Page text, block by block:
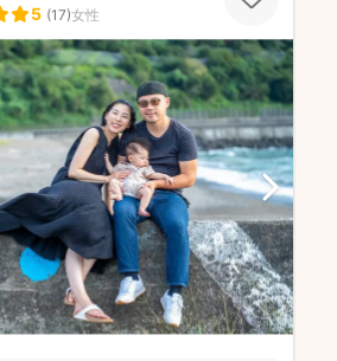
5 (17)女性